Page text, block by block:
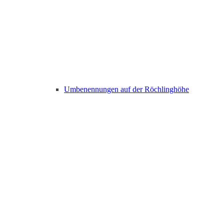
Umbenennungen auf der Röchlinghöhe